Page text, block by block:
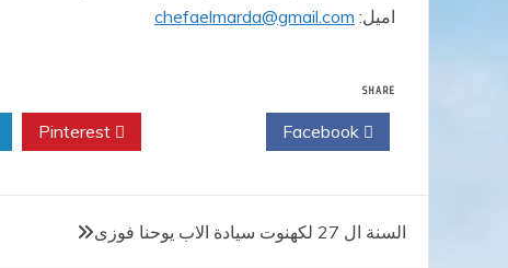
اميل: chefaelmarda@gmail.com
SHARE
تصفّح
السنة ال 27 لكهنوت سيادة الاب يوحنا فوزى